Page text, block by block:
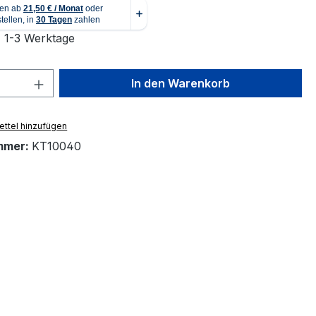
1-3 Werktage
Anzahl: Gib den gewünschten Wert
In den Warenkorb
hinzufügen
KT10040